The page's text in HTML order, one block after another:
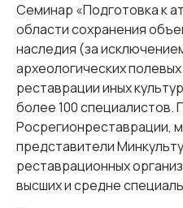
Семинар «Подготовка к
области сохранения
наследия (за
археологических
реставрации иных
более 100 специалистов.
Росрегионреставрации,
представители
реставрационных
высших и средне